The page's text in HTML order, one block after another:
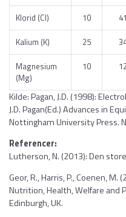
Klorid (Cl)
10 41
Kalium (K)
25
Magnesium
(Mg)
10
Kilde: Pagan, J.D. (1998):
J.D. Pagan(Ed.) Advances in
Nottingham University Press.
Referencer:
Lutherson, N. (2013): Den
Geor, R., Harris, P., Coenen,
Nutrition, Health, Welfare and
Edinburgh, UK.